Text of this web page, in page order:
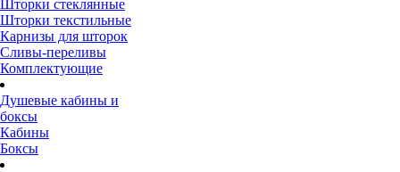
Шторки стеклянные
Шторки текстильные
Карнизы для шторок
Сливы-переливы
Комплектующие
Душевые кабины и
боксы
Кабины
Боксы